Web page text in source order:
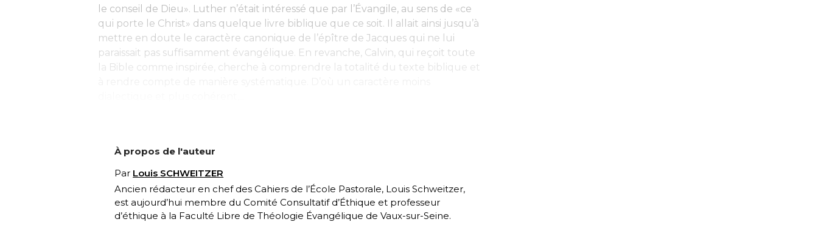
le conseil de Dieu». Luther n’était intéressé que par l’Évangile, au sens de «ce
qui porte le Christ» dans quelque livre biblique que ce soit. Il allait ainsi jusqu’à
mettre en doute le caractère canonique de l’épître de Jacques qui ne lui
paraissait pas suffisamment évangélique. En revanche, Calvin, qui reçoit toute
la Bible comme inspirée, cherche à comprendre la totalité du texte biblique et
À propos de l'auteur
Par Louis SCHWEITZER
Ancien rédacteur en chef des Cahiers de l’École Pastorale, Louis Schweitzer,
est aujourd’hui membre du Comité Consultatif d’Éthique et professeur
d’éthique à la Faculté Libre de Théologie Évangélique de Vaux-sur-Seine.